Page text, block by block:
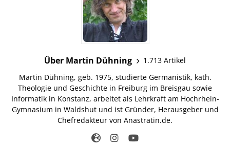
Über Martin Dühning
1.713 Artikel
Martin Dühning, geb. 1975, studierte Germanistik, kath.
Theologie und Geschichte in Freiburg im Breisgau sowie
Informatik in Konstanz, arbeitet als Lehrkraft am Hochrhein-
Gymnasium in Waldshut und ist Gründer, Herausgeber und
Chefredakteur von Anastratin.de.